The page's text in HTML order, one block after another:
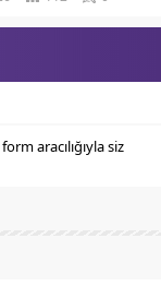
mi? Şampuanlar,
aracılığıyla siz